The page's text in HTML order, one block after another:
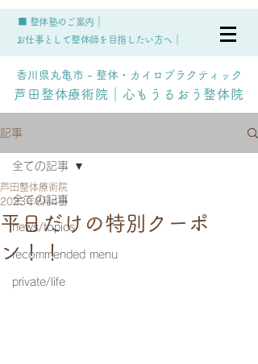
■ 整体塾のご案内｜
お仕事として整体師を目指したい方へ｜
香川県丸亀市 - 整体・カイロプラクティック
芦田整体療術院｜心もうるおう整体院
記事
全ての記事
news/topics
recommended menu
private/life
全ての記事
平日だけの特別クーポ
ン！！
芦田整体療術院
2023年8月4日